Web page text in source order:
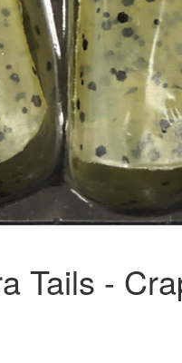
Tails -